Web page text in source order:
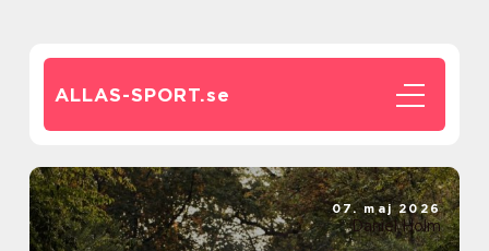
ALLAS-SPORT.se
07. maj 2026
Daniel Holm